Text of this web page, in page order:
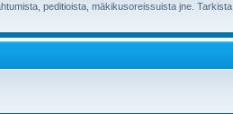
peditioista, mäkikusoreissuista jne. Tarkista